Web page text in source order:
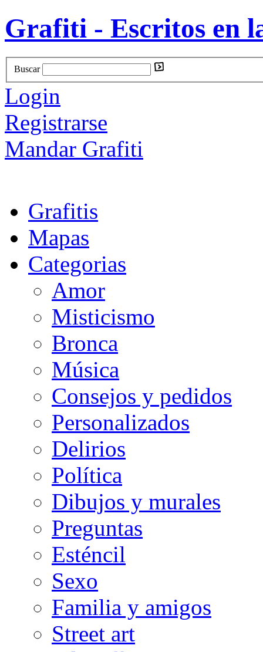
Grafiti - Escritos en
Buscar
Login
Registrarse
Mandar Grafiti
Grafitis
Mapas
Categorias
Amor
Misticismo
Bronca
Música
Consejos y pedidos
Personalizados
Delirios
Política
Dibujos y murales
Preguntas
Esténcil
Sexo
Familia y amigos
Street art